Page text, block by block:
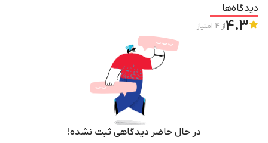
دیدگاه‌ها
4.3از 4 امتیاز
در حال حاضر دیدگاهی ثبت نشده!